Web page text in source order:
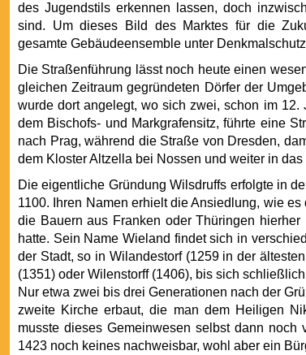
des Jugendstils erkennen lassen, doch
sind. Um dieses Bild des Marktes für die
gesamte Gebäudeensemble unter
Die Straßenführung lässt noch heute einen
gleichen Zeitraum gegründeten Dörfer der
wurde dort angelegt, wo sich zwei, schon im 12.
dem Bischofs- und Markgrafensitz, führte eine
nach Prag, während die Straße von Dresden,
dem Kloster Altzella bei Nossen und weiter in
Die eigentliche Gründung Wilsdruffs erfolgte in
1100. Ihren Namen erhielt die Ansiedlung, wie
die Bauern aus Franken oder Thüringen
hatte. Sein Name Wieland findet sich in
der Stadt, so in Wilandestorf (1259 in der
(1351) oder Wilenstorff (1406), bis sich
Nur etwa zwei bis drei Generationen nach der
zweite Kirche erbaut, die man dem Heiligen
musste dieses Gemeinwesen selbst dann
1423 noch keines nachweisbar, wohl aber ein